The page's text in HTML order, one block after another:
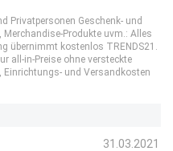
Privatpersonen Geschenk- und
Merchandise-Produkte uvm.: Alles
übernimmt kostenlos TRENDS21.
all-in-Preise ohne versteckte
Einrichtungs- und Versandkosten
31.03.2021